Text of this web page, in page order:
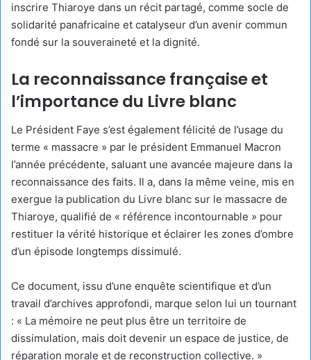
inscrire Thiaroye dans un récit partagé, comme socle de
solidarité panafricaine et catalyseur d’un avenir commun
fondé sur la souveraineté et la dignité.
La reconnaissance française et
l’importance du Livre blanc
Le Président Faye s’est également félicité de l’usage du
terme « massacre » par le président Emmanuel Macron
l’année précédente, saluant une avancée majeure dans la
reconnaissance des faits. Il a, dans la même veine, mis en
exergue la publication du Livre blanc sur le massacre de
Thiaroye, qualifié de « référence incontournable » pour
restituer la vérité historique et éclairer les zones d’ombre
d’un épisode longtemps dissimulé.
Ce document, issu d’une enquête scientifique et d’un
travail d’archives approfondi, marque selon lui un tournant
: « La mémoire ne peut plus être un territoire de
dissimulation, mais doit devenir un espace de justice, de
réparation morale et de reconstruction collective. »